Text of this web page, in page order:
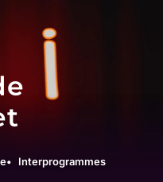
Interprogrammes